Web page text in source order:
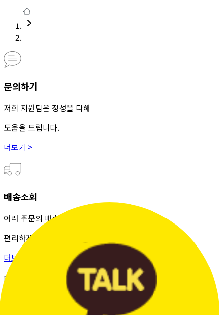
문의하기
저희 지원팀은 정성을 다해
도움을 드립니다.
더보기 >
배송조회
여러 주문의 배송 상태를 한 화면에서
편리하게 조회할 수 있습니다.
더보기 >